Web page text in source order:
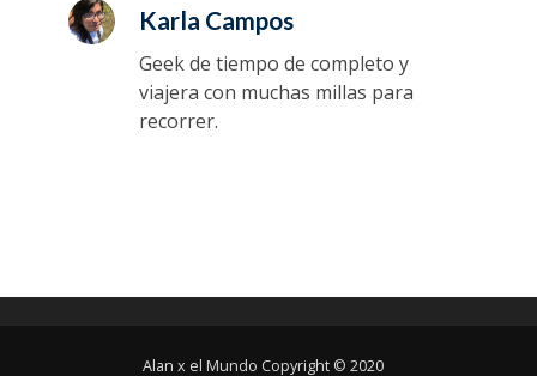
Karla Campos
Geek de tiempo de completo y
viajera con muchas millas para
recorrer.
Alan x el Mundo Copyright © 2020